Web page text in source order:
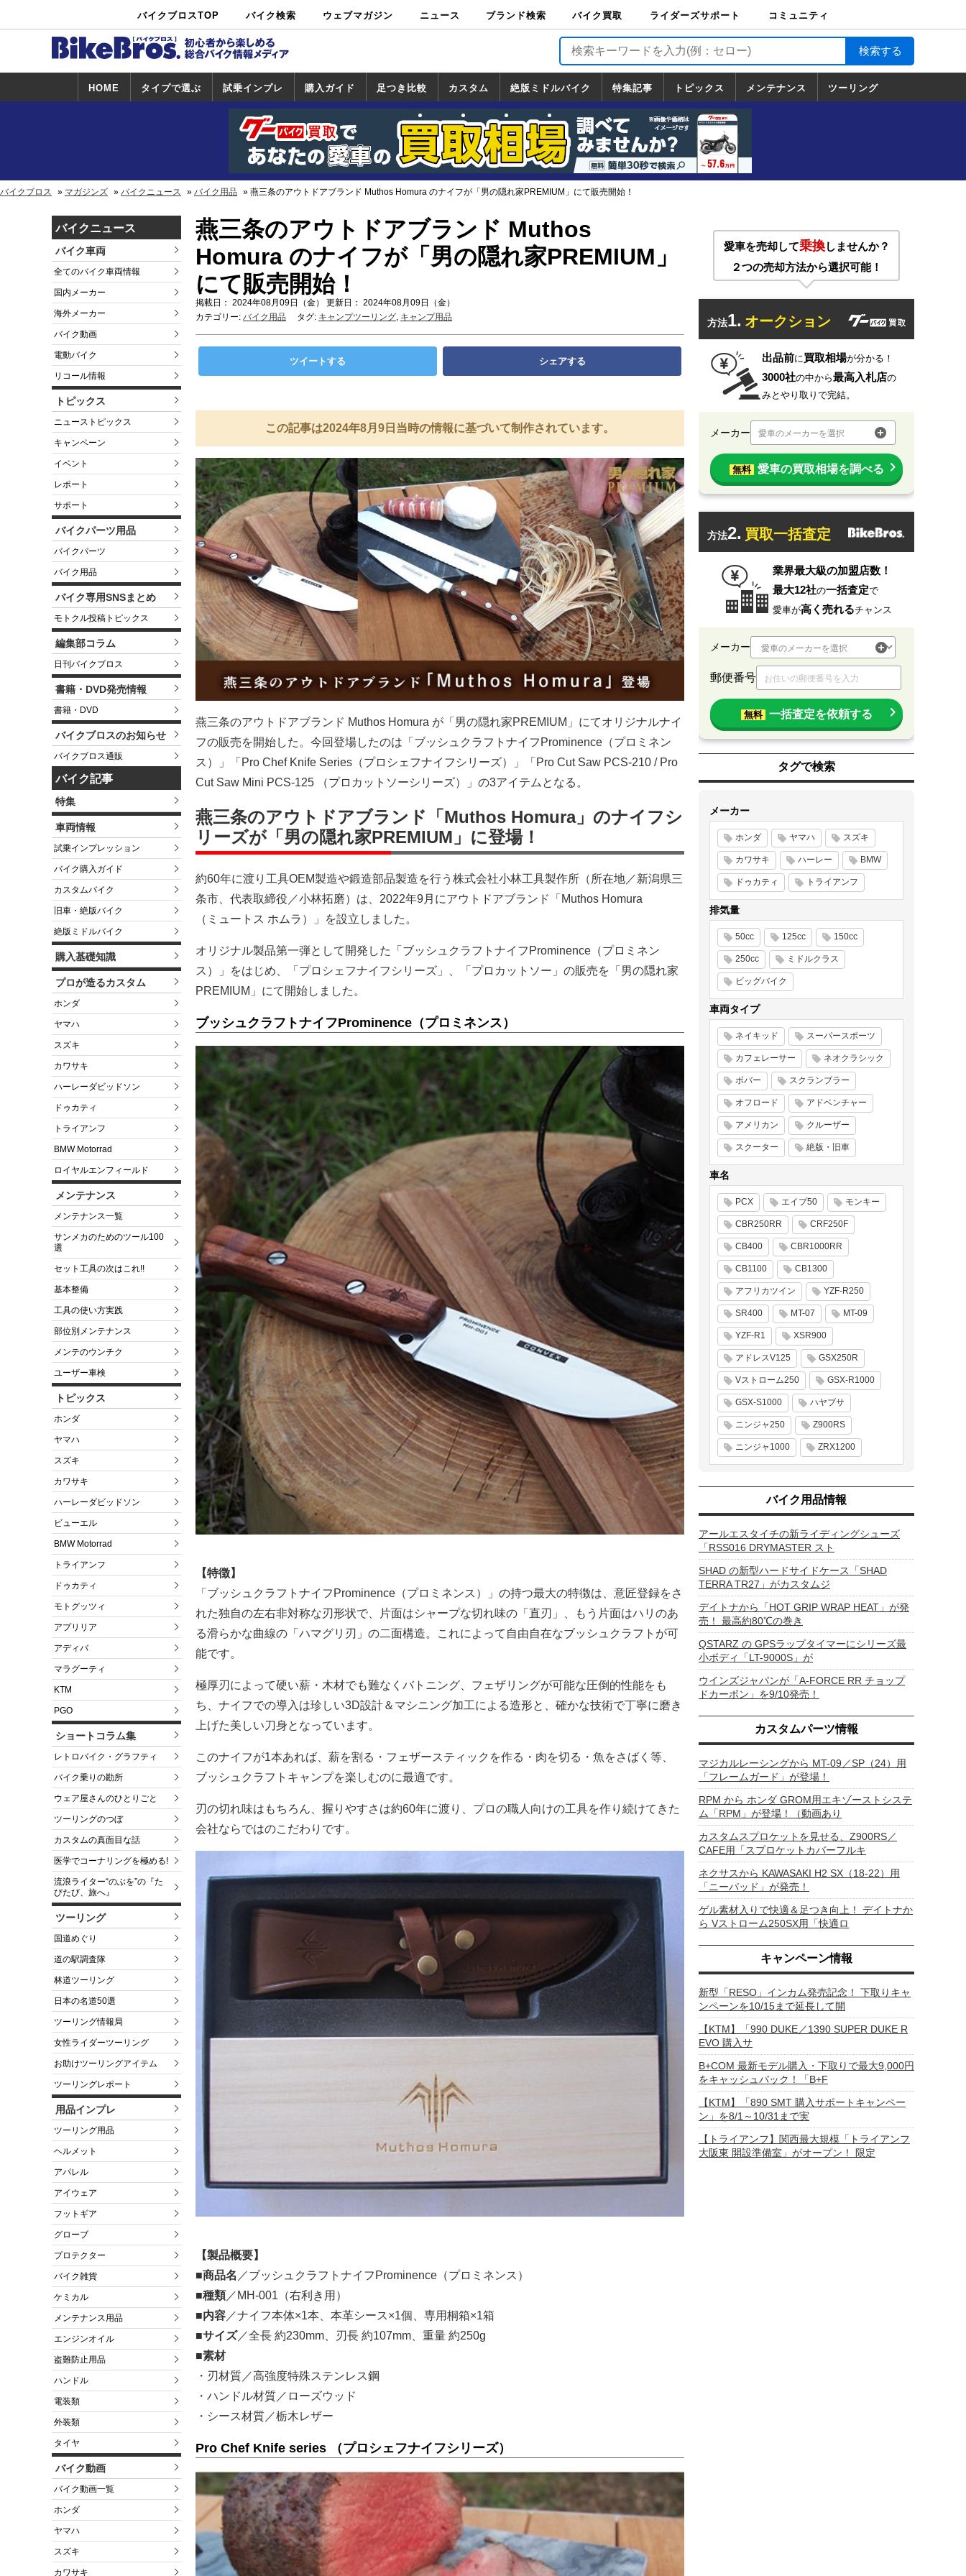
バイクブロスTOP バイク検索
中古バイ
ク・新車検
カタログ検
索
ショップ検
索
ウェブマガジン ニュース ブランド検索 バイク買取
バイク買取
ライダーズサポート
ライダーズサポート
TOP
バイク輸送
バイクガレージライ
フ
バイク車両保険
ロードサービス
バイク試乗
コミュニティ
HOME タイプで選ぶ 試乗インプレ
試乗インプレ
一覧
ホンダ
ヤマハ
スズキ
カワサキ
ハーレー
BMW
トライアンフ
ドゥカティ
購入ガイド
一覧
足つき比較 カスタム
カスタム
一覧
ホンダ
ヤマハ
スズキ
カワサキ
絶版ミドルバイク
絶版ミドルバイク
一覧
ホンダ
ヤマハ
スズキ
カワサキ
特集記事 トピックス
トピックス
一覧
ホンダ
ヤマハ
スズキ
カワサキ
ハーレーダ
ビッドソン
BMW
ドゥカティ
トライアン
フ
メンテナンス ツーリング
道の駅調査隊
ツーリング情報局
日本の道50選
国道めぐり
林道ツーリング
バイクブロス マガジンズ バイクニュース バイク用品 燕三条のアウトドアブランド Muthos Homura のナイフが「男の隠れ家PREMIUM」にて販売開始！
バイクニュース
バイク車両
全てのバイク車両情報
国内メーカー
海外メーカー
バイク動画
電動バイク
リコール情報
トピックス
ニューストピックス
キャンペーン
イベント
レポート
サポート
バイクパーツ用品
バイクパーツ
バイク用品
バイク専用SNSまとめ
モトクル投稿トピックス
編集部コラム
日刊バイクブロス
書籍・DVD発売情報
書籍・DVD
バイクブロスのお知らせ
バイクブロス通販
バイク記事
特集
車両情報
試乗インプレッション
バイク購入ガイド
カスタムバイク
旧車・絶版バイク
絶版ミドルバイク
購入基礎知識
プロが造るカスタム
ホンダ
ヤマハ
スズキ
カワサキ
ハーレーダビッドソン
ドゥカティ
トライアンフ
BMW Motorrad
ロイヤルエンフィールド
メンテナンス
メンテナンス一覧
サンメカのためのツール100
選
セット工具の次はこれ!!
基本整備
工具の使い方実践
部位別メンテナンス
メンテのウンチク
ユーザー車検
トピックス
ホンダ
ヤマハ
スズキ
カワサキ
ハーレーダビッドソン
ビューエル
BMW Motorrad
トライアンフ
ドゥカティ
モトグッツィ
アプリリア
アディバ
マラグーティ
KTM
PGO
ショートコラム集
レトロバイク・グラフティ
バイク乗りの勘所
ウェア屋さんのひとりごと
ツーリングのつぼ
カスタムの真面目な話
医学でコーナリングを極める!
流浪ライター“のぶを”の『た
びたび、旅へ』
ツーリング
国道めぐり
道の駅調査隊
林道ツーリング
日本の名道50選
ツーリング情報局
女性ライダーツーリング
お助けツーリングアイテム
ツーリングレポート
用品インプレ
ツーリング用品
ヘルメット
アパレル
アイウェア
フットギア
グローブ
プロテクター
バイク雑貨
ケミカル
メンテナンス用品
エンジンオイル
盗難防止用品
ハンドル
電装類
外装類
タイヤ
バイク動画
バイク動画一覧
ホンダ
ヤマハ
スズキ
カワサキ
燕三条のアウトドアブランド Muthos
Homura のナイフが「男の隠れ家PREMIUM」
にて販売開始！
掲載日： 2024年08月09日（金） 更新日： 2024年08月09日（金）
カテゴリー: バイク用品 タグ: キャンプツーリング, キャンプ用品
ツイートする シェアする
この記事は2024年8月9日当時の情報に基づいて制作されています。
燕三条のアウトドアブランド Muthos Homura が「男の隠れ家PREMIUM」にてオリジナルナイ
フの販売を開始した。今回登場したのは「ブッシュクラフトナイフProminence（プロミネン
ス）」「Pro Chef Knife Series（プロシェフナイフシリーズ）」「Pro Cut Saw PCS-210 / Pro
Cut Saw Mini PCS-125 （プロカットソーシリーズ）」の3アイテムとなる。
燕三条のアウトドアブランド「Muthos Homura」のナイフシ
リーズが「男の隠れ家PREMIUM」に登場！
約60年に渡り工具OEM製造や鍛造部品製造を行う株式会社小林工具製作所（所在地／新潟県三
条市、代表取締役／小林拓磨）は、2022年9月にアウトドアブランド「Muthos Homura
（ミュートス ホムラ）」を設立しました。
オリジナル製品第一弾として開発した「ブッシュクラフトナイフProminence（プロミネン
ス）」をはじめ、「プロシェフナイフシリーズ」、「プロカットソー」の販売を「男の隠れ家
PREMIUM」にて開始しました。
ブッシュクラフトナイフProminence（プロミネンス）
【特徴】
「ブッシュクラフトナイフProminence（プロミネンス）」の持つ最大の特徴は、意匠登録をさ
れた独自の左右非対称な刃形状で、片面はシャープな切れ味の「直刃」、もう片面はハリのあ
る滑らかな曲線の「ハマグリ刃」の二面構造。これによって自由自在なブッシュクラフトが可
能です。
極厚刃によって硬い薪・木材でも難なくバトニング、フェザリングが可能な圧倒的性能をも
ち、ナイフでの導入は珍しい3D設計＆マシニング加工による造形と、確かな技術で丁寧に磨き
上げた美しい刀身となっています。
このナイフが1本あれば、薪を割る・フェザースティックを作る・肉を切る・魚をさばく等、
ブッシュクラフトキャンプを楽しむのに最適です。
刃の切れ味はもちろん、握りやすさは約60年に渡り、プロの職人向けの工具を作り続けてきた
会社ならではのこだわりです。
【製品概要】
■商品名 ／ブッシュクラフトナイフProminence（プロミネンス）
■種類／MH-001（右利き用）
■内容 ／ナイフ本体×1本、本革シース×1個、専用桐箱×1箱
■サイズ／全長 約230mm、刃長 約107mm、重量 約250g
■素材
・刃材質／高強度特殊ステンレス鋼
・ハンドル材質／ローズウッド
・シース材質／栃木レザー
Pro Chef Knife series （プロシェフナイフシリーズ）
愛車を売却して乗換しませんか？
２つの売却方法から選択可能！
方法1. オークション
出品前に買取相場が分かる！
3000社の中から最高入札店の
みとやり取りで完結。
メーカー 愛車のメーカーを選択
無料 愛車の買取相場を調べる
方法2. 買取一括査定
業界最大級の加盟店数！
最大12社の一括査定で
愛車が高く売れるチャンス
メーカー
郵便番号
無料 一括査定を依頼する
タグで検索
メーカー
ホンダ ヤマハ スズキ
カワサキ ハーレー BMW
ドゥカティ トライアンフ
排気量
50cc 125cc 150cc
250cc ミドルクラス
ビッグバイク
車両タイプ
ネイキッド スーパースポーツ
カフェレーサー ネオクラシック
ボバー スクランブラー
オフロード アドベンチャー
アメリカン クルーザー
スクーター 絶版・旧車
車名
PCX エイプ50 モンキー
CBR250RR CRF250F
CB400 CBR1000RR
CB1100 CB1300
アフリカツイン YZF-R250
SR400 MT-07 MT-09
YZF-R1 XSR900
アドレスV125 GSX250R
Vストローム250 GSX-R1000
GSX-S1000 ハヤブサ
ニンジャ250 Z900RS
ニンジャ1000 ZRX1200
バイク用品情報
アールエスタイチの新ライディングシューズ
「RSS016 DRYMASTER スト
SHAD の新型ハードサイドケース「SHAD
TERRA TR27」がカスタムジ
デイトナから「HOT GRIP WRAP HEAT」が発
売！ 最高約80℃の巻き
QSTARZ の GPSラップタイマーにシリーズ最
小ボディ「LT-9000S」が
ウインズジャパンが「A-FORCE RR チョップ
ドカーボン」を9/10発売！
カスタムパーツ情報
マジカルレーシングから MT-09／SP（24）用
「フレームガード」が登場！
RPM から ホンダ GROM用エキゾーストシステ
ム「RPM」が登場！（動画あり
カスタムスプロケットを見せる、Z900RS／
CAFE用「スプロケットカバーフルキ
ネクサスから KAWASAKI H2 SX（18-22）用
「ニーパッド」が発売！
ゲル素材入りで快適＆足つき向上！ デイトナか
ら Vストローム250SX用「快適ロ
キャンペーン情報
新型「RESO」インカム発売記念！ 下取りキャ
ンペーンを10/15まで延長して開
【KTM】「990 DUKE／1390 SUPER DUKE R
EVO 購入サ
B+COM 最新モデル購入・下取りで最大9,000円
をキャッシュバック！「B+F
【KTM】「890 SMT 購入サポートキャンペー
ン」を8/1～10/31まで実
【トライアンフ】関西最大規模「トライアンフ
大阪東 開設準備室」がオープン！ 限定